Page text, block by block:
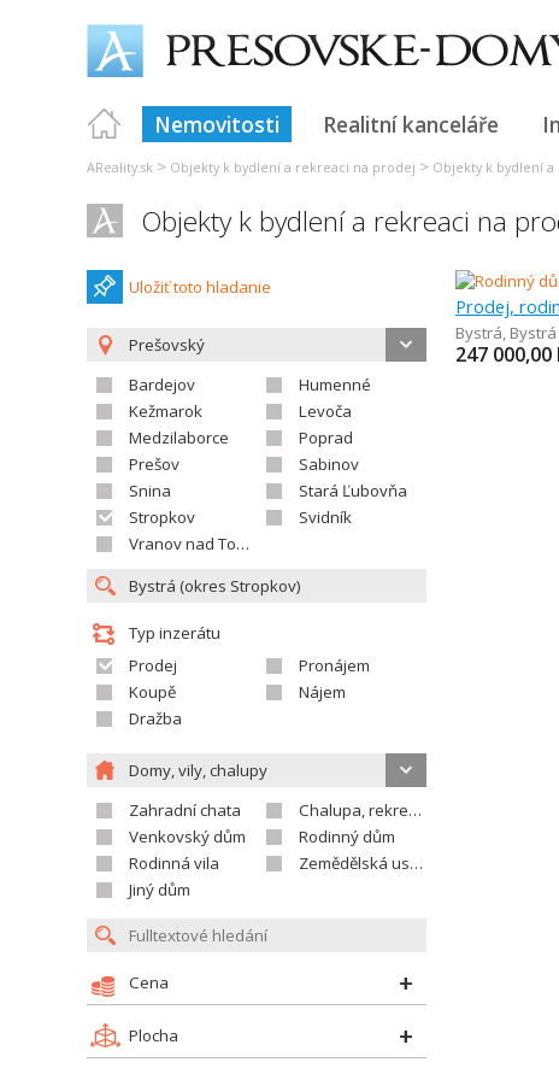
Nemovitosti Realitní kanceláře
AReality.sk > Objekty k bydlení a rekreaci na prodej > Objekty k bydlení
Objekty k bydlení a rekreaci na
Uložiť toto hladanie
Prešovský
Bardejov
Humenné
Kežmarok
Levoča
Medzilaborce
Poprad
Prešov
Sabinov
Snina
Stará Ľubovňa
Stropkov
Svidník
Vranov nad Topľou
Typ inzerátu
Prodej
Pronájem
Koupě
Nájem
Dražba
Domy, vily, chalupy
Zahradní chata
Chalupa, rekreační domek
Venkovský dům
Rodinný dům
Rodinná vila
Zemědělská usedlost
Jiný dům
Cena
Plocha
Prodej,
Bystrá, Bystrá
247 000,00